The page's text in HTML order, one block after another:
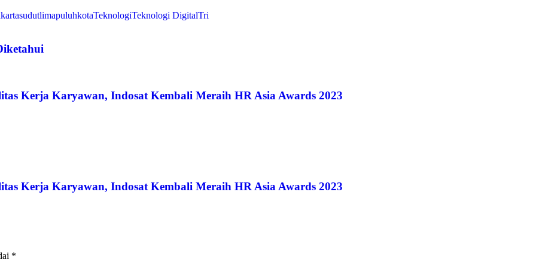
sudutlimapuluhkotaTeknologiTeknologi DigitalTri
Kerja Karyawan, Indosat Kembali Meraih HR Asia Awards 2023
Kerja Karyawan, Indosat Kembali Meraih HR Asia Awards 2023
*